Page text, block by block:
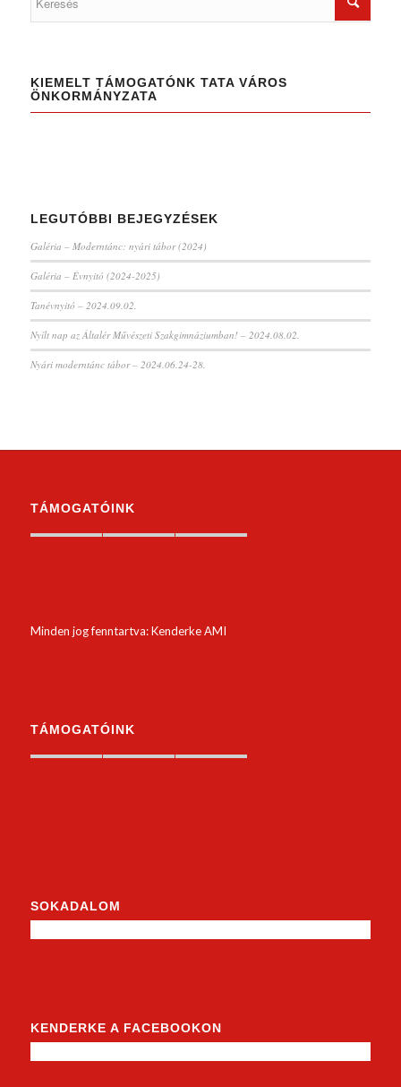
KIEMELT TÁMOGATÓNK TATA VÁROS
ÖNKORMÁNYZATA
LEGUTÓBBI BEJEGYZÉSEK
Galéria – Moderntánc: nyári tábor (2024)
Galéria – Évnyitó (2024-2025)
Tanévnyitó – 2024.09.02.
Nyílt nap az Általér Művészeti Szakgimnáziumban! – 2024.08.02.
Nyári moderntánc tábor – 2024.06.24-28.
TÁMOGATÓINK
Minden jog fenntartva: Kenderke AMI
TÁMOGATÓINK
SOKADALOM
KENDERKE A FACEBOOKON